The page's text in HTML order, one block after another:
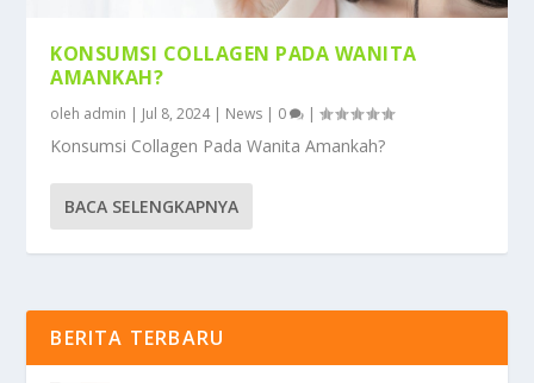
KONSUMSI COLLAGEN PADA WANITA
AMANKAH?
oleh admin | Jul 8, 2024| News | 0 |
Konsumsi Collagen Pada Wanita Amankah?
BACA SELENGKAPNYA
BERITA TERBARU